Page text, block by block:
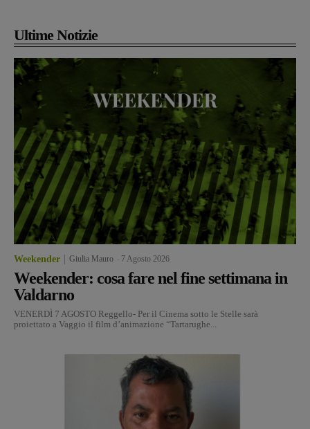
Ultime Notizie
Weekender Giulia Mauro 7 Agosto 2026
Weekender: cosa fare nel fine settimana in
Valdarno
VENERDÌ 7 AGOSTO Reggello- Per il Cinema sotto le Stelle sarà
proiettato a Vaggio il film d’animazione “Tartarughe...